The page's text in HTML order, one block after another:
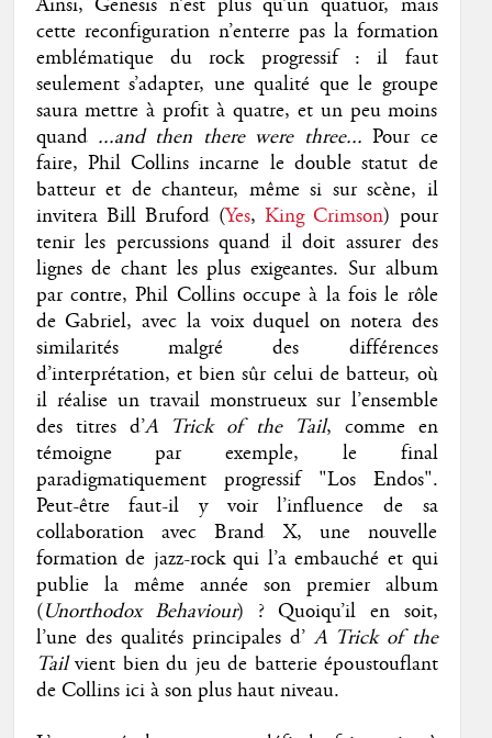
Ainsi, Genesis n’est plus qu’un quatuor, mais
cette reconfiguration n’enterre pas la formation
emblématique du rock progressif : il faut
seulement s’adapter, une qualité que le groupe
saura mettre à profit à quatre, et un peu moins
quand ...and then there were three... Pour ce
faire, Phil Collins incarne le double statut de
batteur et de chanteur, même si sur scène, il
invitera Bill Bruford (Yes,King Crimson) pour
tenir les percussions quand il doit assurer des
lignes de chant les plus exigeantes. Sur album
par contre, Phil Collins occupe à la fois le rôle
de Gabriel, avec la voix duquel on notera des
similarités malgré des différences
d’interprétation, et bien sûr celui de batteur, où
il réalise un travail monstrueux sur l’ensemble
des titres d’A Trick of the Tail, comme en
témoigne par exemple, le final
paradigmatiquement progressif "Los Endos".
Peut-être faut-il y voir l’influence de sa
collaboration avec Brand X, une nouvelle
formation de jazz-rock qui l’a embauché et qui
publie la même année son premier album
(Unorthodox Behaviour) ? Quoiqu’il en soit,
l’une des qualités principales d’A Trick of the
Tailvient bien du jeu de batterie époustouflant
de Collins ici à son plus haut niveau.